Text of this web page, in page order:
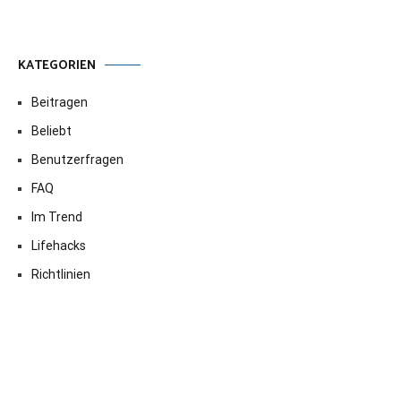
KATEGORIEN
Beitragen
Beliebt
Benutzerfragen
FAQ
Im Trend
Lifehacks
Richtlinien